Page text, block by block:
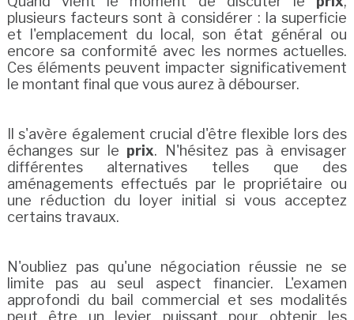
plusieurs facteurs sont à considérer : la superficie
et l'emplacement du local, son état général ou
encore sa conformité avec les normes actuelles.
Ces éléments peuvent impacter significativement
le montant final que vous aurez à débourser.
Il s'avère également crucial d'être flexible lors des
échanges sur le prix. N'hésitez pas à envisager
différentes alternatives telles que des
aménagements effectués par le propriétaire ou
une réduction du loyer initial si vous acceptez
certains travaux.
N'oubliez pas qu'une négociation réussie ne se
limite pas au seul aspect financier. L'examen
approfondi du bail commercial et ses modalités
peut être un levier puissant pour obtenir les